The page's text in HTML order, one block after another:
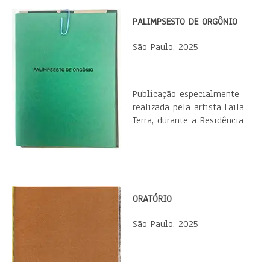
PALIMPSESTO DE ORGÔNIO
São Paulo, 2025
Publicação especialmente
realizada pela artista Laila
Terra, durante a Residência
ORATÓRIO
São Paulo, 2025